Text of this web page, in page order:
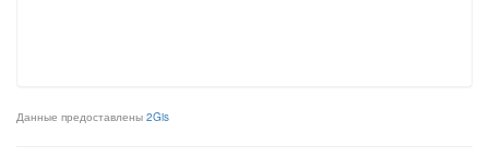
Данные предоставлены 2Gis